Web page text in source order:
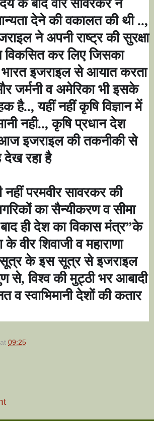
के बाद वीर सावरकर ने
देने की वकालत की थी ..,
ने अपनी राष्ट्र की सुरक्षा
कर लिए जिसका
इजराइल से आयात करता
जर्मनी व अमेरिका भी इसके
है..,यहीं नहीं कृषि विज्ञान में
नही..,कृषि प्रधान देश
आज इजराइल की तकनीकी से
देख रहा है
नहीं परमवीर सावरकर की
का सैन्यीकरण व सीमा
ही देश का विकास मंत्र”के
के वीर शिवाजी व महाराणा
के इस सूत्र से इजराइल
से,विश्व की मुट्ठी भर आबादी
व स्वाभिमानी देशों की कतार
at 09:25